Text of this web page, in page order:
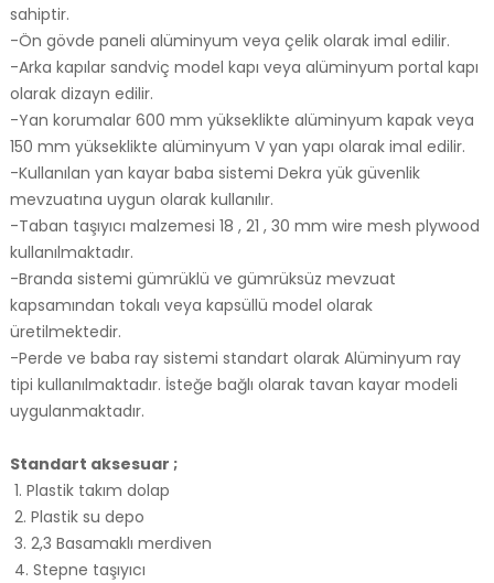
sahiptir.
-Ön gövde paneli alüminyum veya çelik olarak imal edilir.
-Arka kapılar sandviç model kapı veya alüminyum portal kapı
olarak dizayn edilir.
-Yan korumalar 600 mm yükseklikte alüminyum kapak veya
150 mm yükseklikte alüminyum V yan yapı olarak imal edilir.
-Kullanılan yan kayar baba sistemi Dekra yük güvenlik
mevzuatına uygun olarak kullanılır.
-Taban taşıyıcı malzemesi 18 , 21 , 30 mm wire mesh plywood
kullanılmaktadır.
-Branda sistemi gümrüklü ve gümrüksüz mevzuat
kapsamından tokalı veya kapsüllü model olarak
üretilmektedir.
-Perde ve baba ray sistemi standart olarak Alüminyum ray
tipi kullanılmaktadır. İsteğe bağlı olarak tavan kayar modeli
uygulanmaktadır.
Standart aksesuar ;
1. Plastik takım dolap
2. Plastik su depo
3. 2,3 Basamaklı merdiven
4. Stepne taşıyıcı